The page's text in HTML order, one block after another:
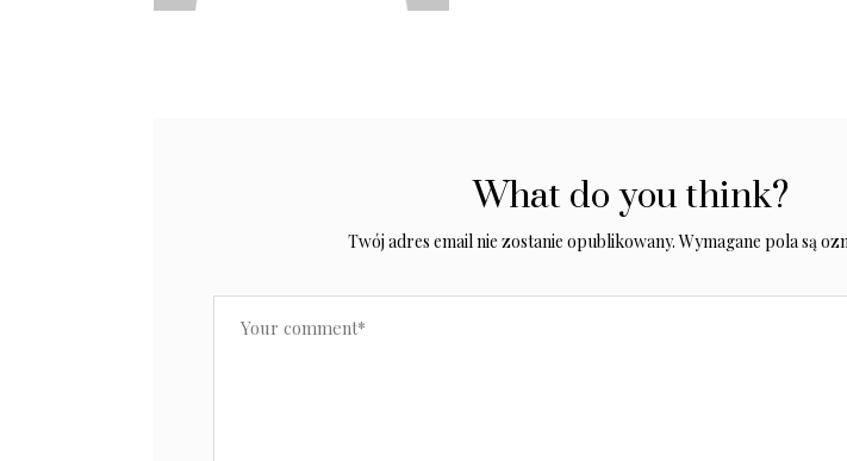
What do you think?
Twój adres email nie zostanie opublikowany.Wymagane pola są